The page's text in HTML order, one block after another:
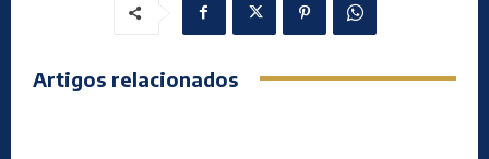
Artigos relacionados